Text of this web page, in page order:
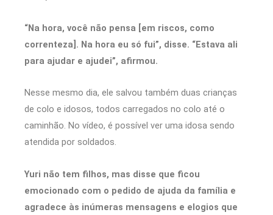
“Na hora, você não pensa [em riscos, como
correnteza]. Na hora eu só fui”, disse. “Estava ali
para ajudar e ajudei”, afirmou.
Nesse mesmo dia, ele salvou também duas crianças
de colo e idosos, todos carregados no colo até o
caminhão. No vídeo, é possível ver uma idosa sendo
atendida por soldados.
Yuri não tem filhos, mas disse que ficou
emocionado com o pedido de ajuda da família e
agradece às inúmeras mensagens e elogios que